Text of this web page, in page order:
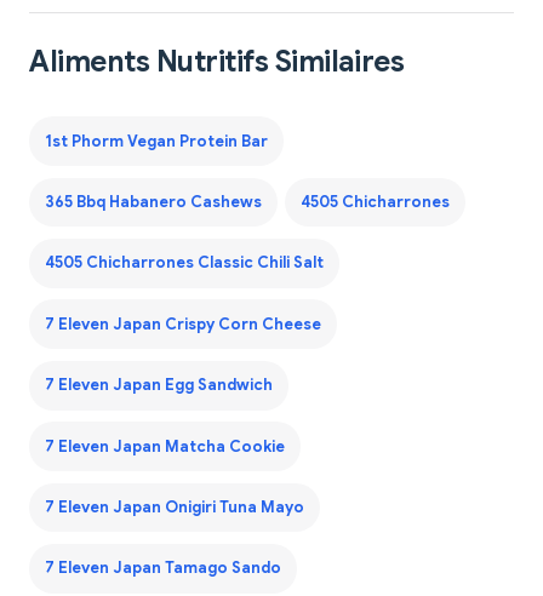
Aliments Nutritifs Similaires
1st Phorm Vegan Protein Bar
365 Bbq Habanero Cashews 4505 Chicharrones
4505 Chicharrones Classic Chili Salt
7 Eleven Japan Crispy Corn Cheese
7 Eleven Japan Egg Sandwich
7 Eleven Japan Matcha Cookie
7 Eleven Japan Onigiri Tuna Mayo
7 Eleven Japan Tamago Sando